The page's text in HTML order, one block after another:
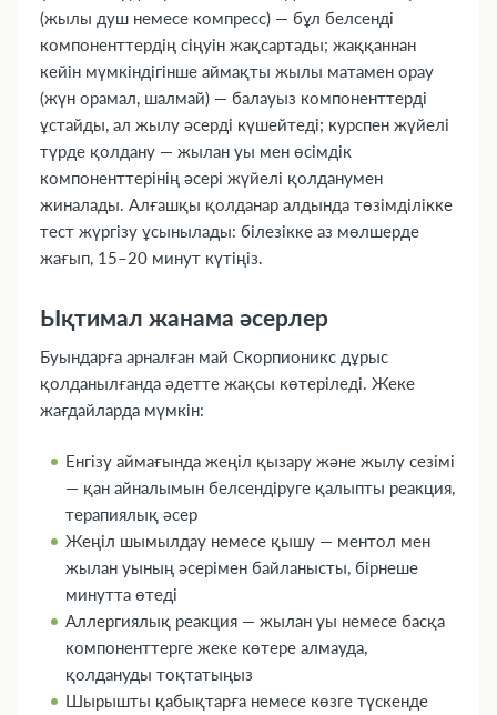
(жылы душ немесе компресс) — бұл белсенді
компоненттердің сіңуін жақсартады; жаққаннан
кейін мүмкіндігінше аймақты жылы матамен орау
(жүн орамал, шалмай) — балауыз компоненттерді
ұстайды, ал жылу әсерді күшейтеді; курспен жүйелі
түрде қолдану — жылан уы мен өсімдік
компоненттерінің әсері жүйелі қолданумен
жиналады. Алғашқы қолданар алдында төзімділікке
тест жүргізу ұсынылады: білезікке аз мөлшерде
жағып, 15–20 минут күтіңіз.
Ықтимал жанама әсерлер
Буындарға арналған май Скорпионикс дұрыс
қолданылғанда әдетте жақсы көтеріледі. Жеке
жағдайларда мүмкін:
Енгізу аймағында жеңіл қызару және жылу сезімі
— қан айналымын белсендіруге қалыпты реакция,
терапиялық әсер
Жеңіл шымылдау немесе қышу — ментол мен
жылан уының әсерімен байланысты, бірнеше
минутта өтеді
Аллергиялық реакция — жылан уы немесе басқа
компоненттерге жеке көтере алмауда,
қолдануды тоқтатыңыз
Шырышты қабықтарға немесе көзге түскенде